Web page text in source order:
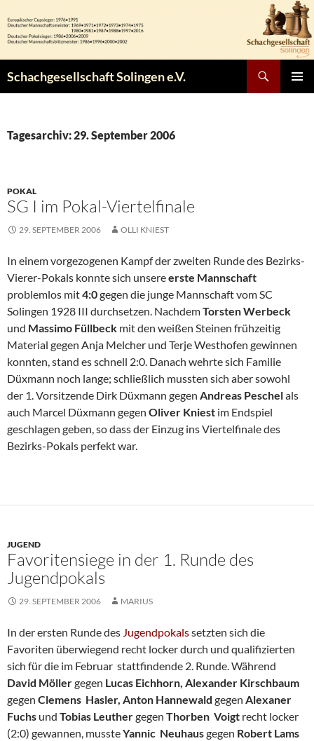
Inhalt
springen
Schachgesellschaft Solingen e.V.
Tagesarchiv: 29. September 2006
POKAL
SG I im Pokal-Viertelfinale
29. SEPTEMBER 2006 OLLI KNIEST
In einem vorgezogenen Kampf der zweiten Runde des Bezirks-
Vierer-Pokals konnte sich unsereerste Mannschaft
problemlos mit4:0gegen die junge Mannschaft vom SC
Solingen 1928 III durchsetzen. NachdemTorsten Werbeck
und Massimo Füllbeck mit den weißen Steinen frühzeitig
Material gegen Anja Melcher und Terje Westhofen gewinnen
konnten, stand es schnell 2:0. Danach wehrte sich Familie
Düxmann noch lange; schließlich mussten sich aber sowohl
der 1. Vorsitzende Dirk Düxmann gegen Andreas Peschelals
auch Marcel Düxmann gegen Oliver Kniest im Endspiel
geschlagen geben, so dass der Einzug ins Viertelfinale des
Bezirks-Pokals perfekt war.
JUGEND
Favoritensiege in der 1. Runde des
Jugendpokals
29. SEPTEMBER 2006 MARIUS
In der ersten Runde des Jugendpokalssetzten sich die
Favoriten überwiegend recht locker durch und qualifizierten
sich für die im Februar stattfindende 2. Runde. Während
David Möllergegen Lucas Eichhorn, Alexander Kirschbaum
gegen Clemens Hasler, Anton Hannewald gegen Alexaner
Fuchs und Tobias Leuthergegen Thorben Voigt recht locker
(2:0) gewannen, mussteYannic Neuhausgegen Robert Lams